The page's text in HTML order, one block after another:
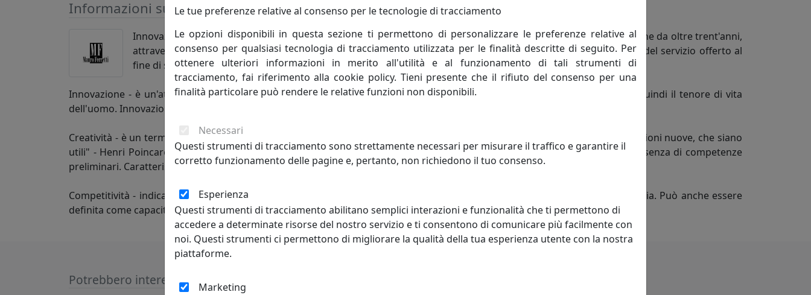
Informazioni sul brand
Innovazione-creatività-competitività: sono i principi fondamentali che incarnano lo spirito della mauro ferretti che da oltre trent'anni,
attraverso le evoluzioni del mercato, opera alla ricerca di un costante miglioramento degli articoli proposti e del servizio offerto al
fine di soddisfare pienamente le esigenze di ogni cliente.
Innovazione - è un'attività di pensiero che, elevando il livello di conoscenza attuale, perfeziona un processo migliorando quindi il tenore di vita
dell'uomo. Innovazione è cambiamento che genera progresso umano; porta con sé valori e risultati positivi, mai negativi.
Creatività - è un termine che indica l'arte o la capacità di creare e inventare."Creatività è unire elementi esistenti con connessioni nuove, che siano
utili" - Henri Poincaré. La creatività si fonda sulla profonda conoscenza delle regole da superare, non può svilupparsi in assenza di competenze
preliminari. Caratteristiche della personalità creativa sono curiosità, indipendenza, spirito critico, autodisciplina.
Competitività - indica il livello di capacità concorrenziale di un sistema economico oppure di una singola impresa od industria. Può anche essere
definita come capacità di stare al passo con la concorrenza. Lo spirito di rivalità è proprio di chi è competitivo.
Potrebbero interessarti
Le tue preferenze relative al consenso per le tecnologie di tracciamento
Le opzioni disponibili in questa sezione ti permettono di personalizzare le preferenze relative al
consenso per qualsiasi tecnologia di tracciamento utilizzata per le finalità descritte di seguito. Per
ottenere ulteriori informazioni in merito all'utilità e al funzionamento di tali strumenti di
tracciamento, fai riferimento alla cookie policy. Tieni presente che il rifiuto del consenso per una
finalità particolare può rendere le relative funzioni non disponibili.
Necessari
Questi strumenti di tracciamento sono strettamente necessari per misurare il traffico e garantire il
corretto funzionamento delle pagine e, pertanto, non richiedono il tuo consenso.
Esperienza
Questi strumenti di tracciamento abilitano semplici interazioni e funzionalità che ti permettono di
accedere a determinate risorse del nostro servizio e ti consentono di comunicare più facilmente con
noi. Questi strumenti ci permettono di migliorare la qualità della tua esperienza utente con la nostra
piattaforme.
Marketing